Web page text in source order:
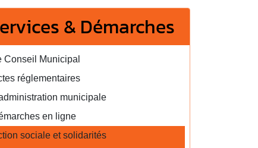
& Démarches
Conseil Municipal
réglementaires
municipale
en ligne
sociale et solidarités